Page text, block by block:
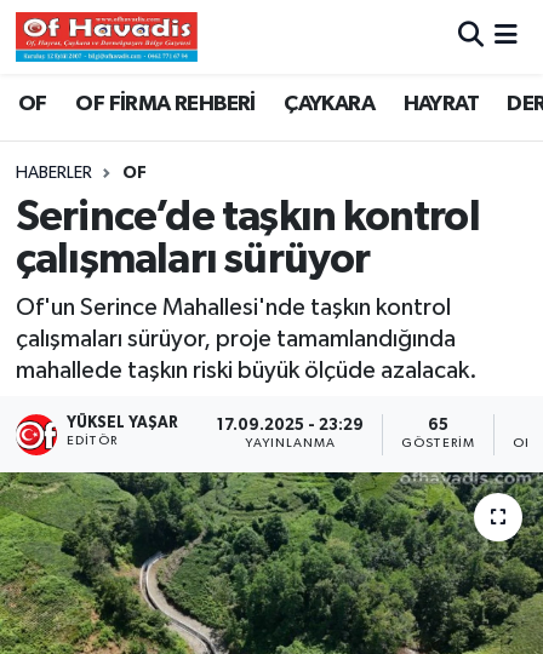
OF OF FİRMA REHBERİ ÇAYKARA HAYRAT
HABERLER OF
Serince’de taşkın kontrol
çalışmaları sürüyor
Of'un Serince Mahallesi'nde taşkın kontrol
çalışmaları sürüyor, proje tamamlandığında
mahallede taşkın riski büyük ölçüde azalacak.
YÜKSEL YAŞAR
EDITÖR
17.09.2025 - 23:29
YAYINLANMA
65
GÖSTERIM
Trabzon Nöbetçi Eczaneler
Trabzon Namaz Vakitleri
Trabzon Trafik Yoğunluk Haritası
Süper Lig Puan Durumu ve Fikstür
Haber Arşivi